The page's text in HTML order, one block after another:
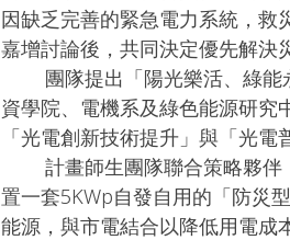
因缺乏完善的緊急電力系統，救
嘉增討論後，共同決定優先解決
資學院、電機系及綠色能源研究
「光電創新技術提升」與「光電
置一套5KWp自發自用的「防災
能源，與市電結合以降低用電成